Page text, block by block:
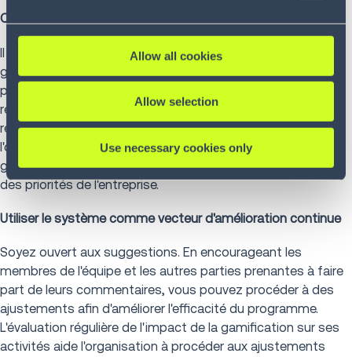
Allow all cookies
Allow selection
Use necessary cookies only
Contrôler et analyser les performances
Il est nécessaire d'utiliser les outils d'analyse du logiciel de
gamification pour contrôler les performances des
participants. En collectant et en analysant les données
relatives à l'engagement des participants, à leurs
réalisations et aux domaines susceptibles d'être améliorés,
l'organisation peut affiner et améliorer sa stratégie de
gamification au fil du temps et en fonction de l'évolution
des priorités de l'entreprise.
Utiliser le système comme vecteur d'amélioration continue
Soyez ouvert aux suggestions. En encourageant les
membres de l'équipe et les autres parties prenantes à faire
part de leurs commentaires, vous pouvez procéder à des
ajustements afin d'améliorer l'efficacité du programme.
L'évaluation régulière de l'impact de la gamification sur ses
activités aide l'organisation à procéder aux ajustements